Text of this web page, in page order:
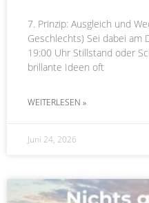
7. Prinzip: Ausgleich und
Geschlechts) Sei dabei am
19:00 Uhr Stillstand oder
brillante Ideen oft
WEITERLESEN »
Juni 24, 2026